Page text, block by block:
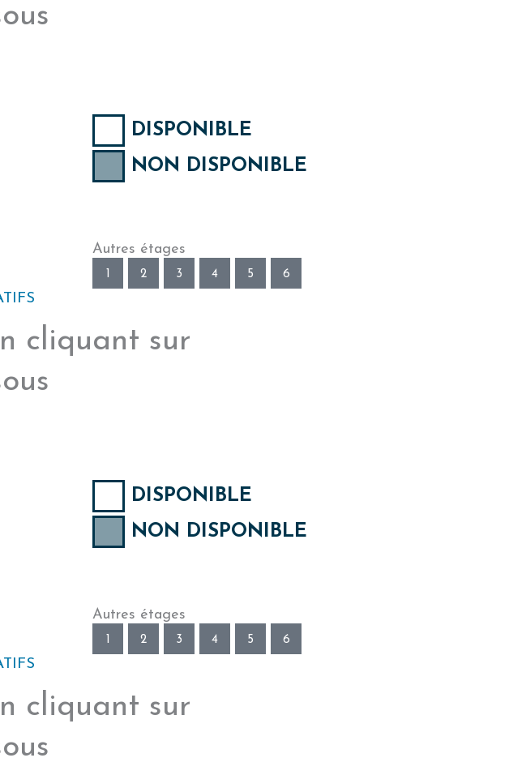
DISPONIBLE
NON DISPONIBLE
Autres étages
1 2 3 4 5 6
cliquant sur
DISPONIBLE
NON DISPONIBLE
Autres étages
1 2 3 4 5 6
cliquant sur